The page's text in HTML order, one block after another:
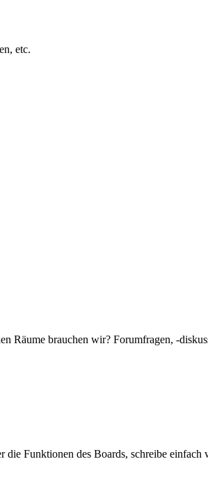
etc.
Räume brauchen wir? Forumfragen, -
Funktionen des Boards, schreibe einfach